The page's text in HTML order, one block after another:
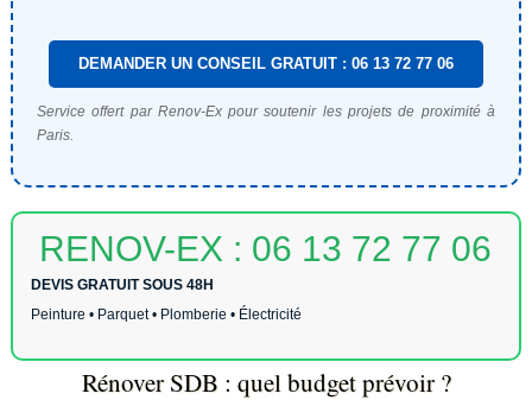
DEMANDER UN CONSEIL GRATUIT : 06 13 72 77 06
Service offert par Renov-Ex pour soutenir les projets de proximité à
Paris.
RENOV-EX : 06 13 72 77 06
DEVIS GRATUIT SOUS 48H
Peinture • Parquet • Plomberie • Électricité
Rénover SDB : quel budget prévoir ?